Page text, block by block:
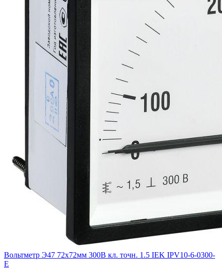
Вольтметр Э47 72х72мм 300В кл. точн. 1.5 IEK IPV10-6-0300-
E